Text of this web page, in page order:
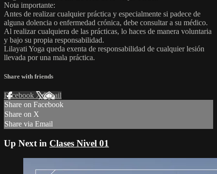
Nota importante:
Antes de realizar cualquier práctica y especialmente si padece de
alguna dolencia o enfermedad crónica, debe consultar a su médico.
Al realizar cualquiera de las prácticas, lo haces de manera voluntaria
y bajo su propia responsabilidad.
Lilayati Yoga queda exenta de responsabilidad de cualquier lesión
llevada por una mala práctica.
Share with friends
Facebook XEmail
Share on Facebook
Share on X
Share via Email
Up Next in Clases Nivel 01